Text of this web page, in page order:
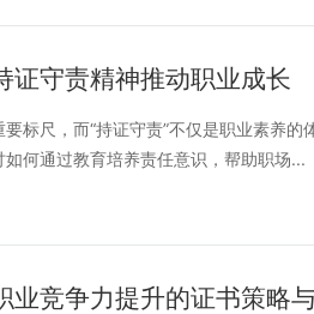
证守责精神推动职业成长
标尺，而“持证守责”不仅是职业素养
何通过教育培养责任意识，帮助职场...
业竞争力提升的证书策略